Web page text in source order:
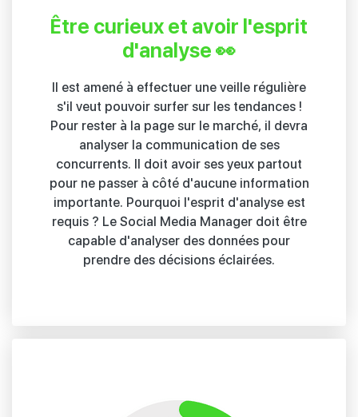
Être curieux et avoir l'esprit
d'analyse 👀
Il est amené à effectuer une veille régulière
s'il veut pouvoir surfer sur les tendances !
Pour rester à la page sur le marché, il devra
analyser la communication de ses
concurrents. Il doit avoir ses yeux partout
pour ne passer à côté d'aucune information
importante. Pourquoi l'esprit d'analyse est
requis ? Le Social Media Manager doit être
capable d'analyser des données pour
prendre des décisions éclairées.